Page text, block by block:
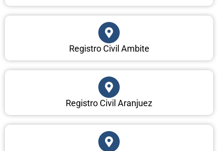
Registro Civil Ambite
Registro Civil Aranjuez